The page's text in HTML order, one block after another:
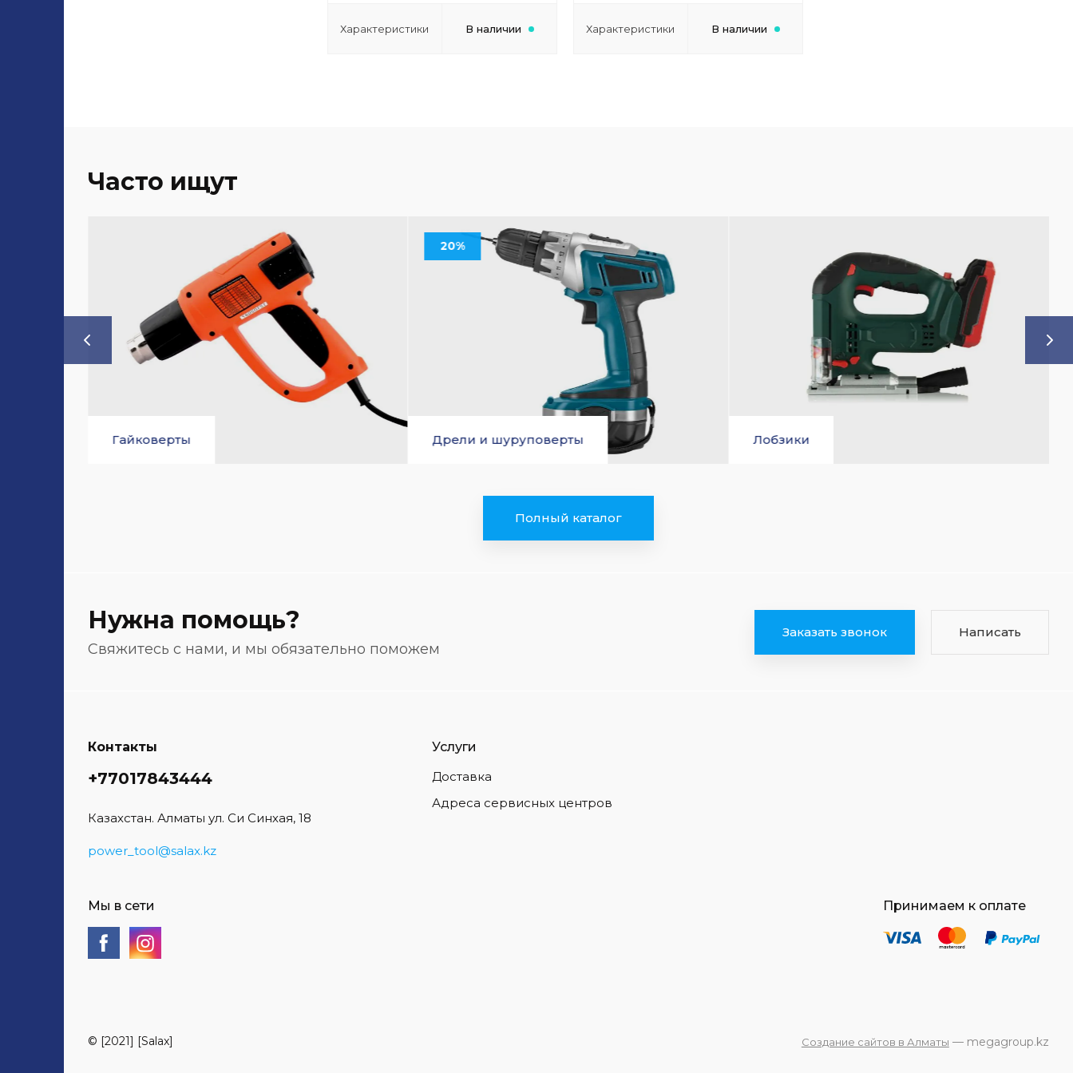
Характеристики В наличии Характеристики В наличии
Часто ищут
Дрели и шуруповерты Лобзики Отбойные молотки
Полный каталог
Нужна помощь?
Свяжитесь с нами, и мы обязательно поможем
Заказать звонок Написать
Контакты
+77017843444
Казахстан. Алматы ул. Си Синхая, 18
power_tool@salax.kz
Услуги
Доставка
Адреса сервисных центров
Мы в сети Принимаем к оплате
© [2021] [Salax] Создание сайтов в Алматы — megagroup.kz